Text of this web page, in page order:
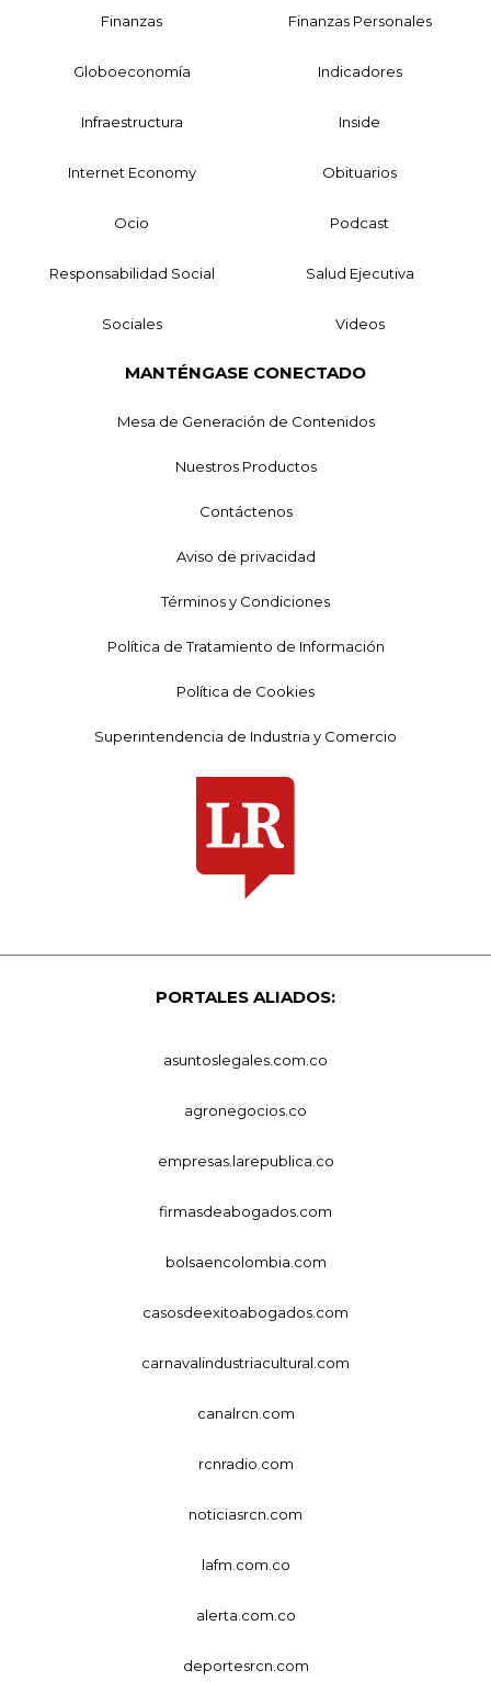
Finanzas Finanzas Personales
Globoeconomía Indicadores
Infraestructura Inside
Internet Economy Obituarios
Ocio Podcast
Responsabilidad Social Salud Ejecutiva
Sociales Videos
MANTÉNGASE CONECTADO
Mesa de Generación de Contenidos
Nuestros Productos
Contáctenos
Aviso de privacidad
Términos y Condiciones
Política de Tratamiento de Información
Política de Cookies
Superintendencia de Industria y Comercio
PORTALES ALIADOS:
asuntoslegales.com.co
agronegocios.co
empresas.larepublica.co
firmasdeabogados.com
bolsaencolombia.com
casosdeexitoabogados.com
carnavalindustriacultural.com
canalrcn.com
rcnradio.com
noticiasrcn.com
lafm.com.co
alerta.com.co
deportesrcn.com